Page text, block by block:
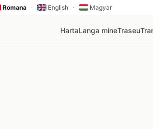
Romana · English · Magyar
HartaLanga mineTraseu